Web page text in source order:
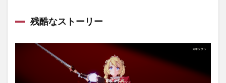
6残酷なストーリー